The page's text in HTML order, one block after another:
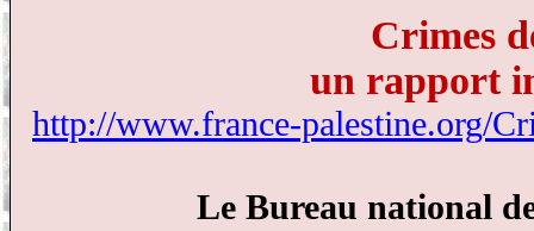
Crimes
un rapport
http://www.france-palestine.org/
Le Bureau national